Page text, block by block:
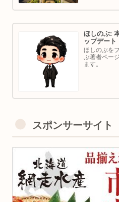
ほしのぶ:
ップデート
ほしのぶを
ぶ著者ペー
ます。
スポンサーサイト